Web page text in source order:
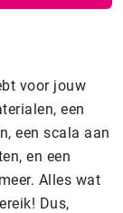
voor jouw
een
een scala aan
en een
Alles wat
Dus,